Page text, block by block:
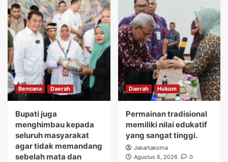
Bencana Daerah
Bupati juga
menghimbau kepada
seluruh masyarakat
agar tidak memandang
sebelah mata dan
Daerah Hukum
Permainan tradisional
memiliki nilai edukatif
yang sangat tinggi.
Jakartakoma
Agustus 6, 2026
0